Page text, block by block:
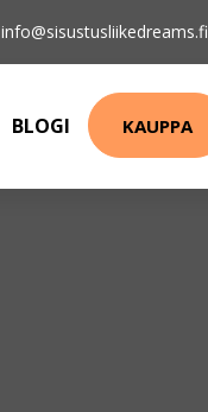
info@sisustusliikedreams.fi
BLOGI KAUPPA